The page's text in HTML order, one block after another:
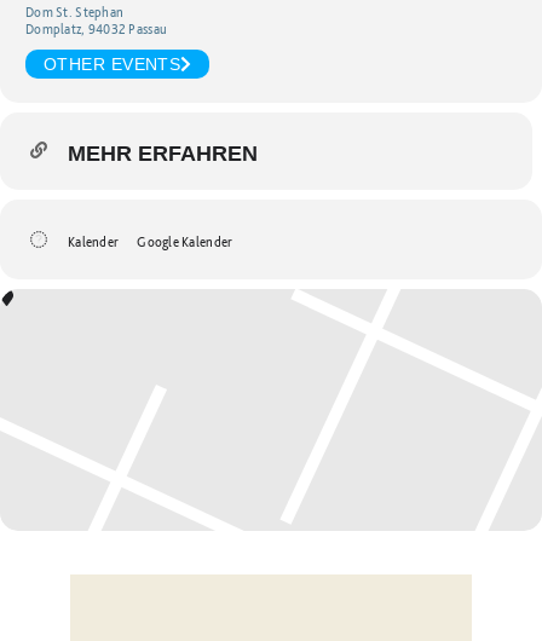
Dom St. Stephan
Domplatz, 94032 Passau
OTHER EVENTS
MEHR ERFAHREN
Kalender Google Kalender